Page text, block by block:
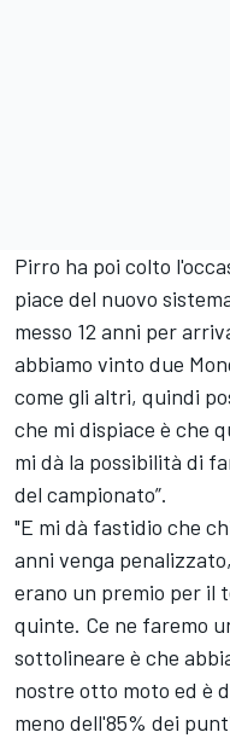
Pirro ha poi colto
piace del nuovo
messo 12 anni per
abbiamo vinto due
come gli altri, quindi
che mi dispiace è che
mi dà la possibilità di
del campionato”.
"E mi dà fastidio che
anni venga
erano un premio per il
quinte. Ce ne faremo
sottolineare è che
nostre otto moto ed è
meno dell'85% dei